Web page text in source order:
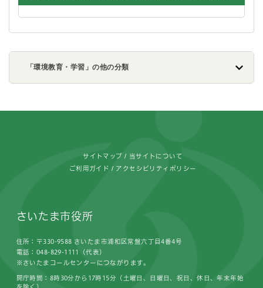
「環境教育・学習」の他の分類
サイトマップ 当サイトについて
ご利用ガイド アクセシビリティポリシー
さいたま市役所
住所：〒330-9588 さいたま市浦和区常盤六丁目4番4号
電話：048-829-1111（代表）
※さいたまコールセンターにつながります。
開庁時間：8時30分から17時15分（土曜日、日曜日、祝日、休日、年末年始